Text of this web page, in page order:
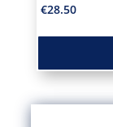
€28.50